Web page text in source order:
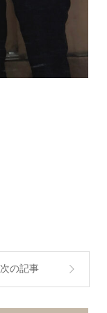
次の記事